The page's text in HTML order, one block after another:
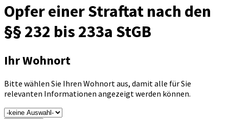
Opfer einer Straftat nach den
§§ 232 bis 233a StGB
Ihr Wohnort
Bitte wählen Sie Ihren Wohnort aus, damit alle für Sie
relevanten Informationen angezeigt werden können.